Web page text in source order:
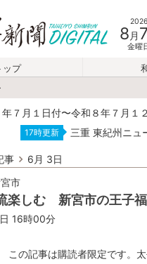
2026
8 月 7
金曜
ップ
７月１日付〜令和８年７月１
17時更新 三重 東紀州ニュ
事
6月 3日
市
楽しむ 新宮市の王子
16時00分
この記事は購読者限定です。